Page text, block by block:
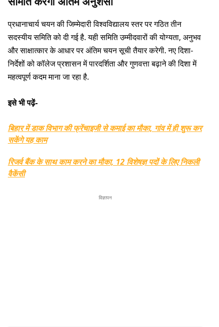
प्रधानाचार्य चयन की जिम्मेदारी विश्वविद्यालय स्तर पर गठित तीन
सदस्यीय समिति को दी गई है. यही समिति उम्मीदवारों की योग्यता, अनुभव
और साक्षात्कार के आधार पर अंतिम चयन सूची तैयार करेगी. नए दिशा-
निर्देशों को कॉलेज प्रशासन में पारदर्शिता और गुणवत्ता बढ़ाने की दिशा में
महत्वपूर्ण कदम माना जा रहा है.
इसे भी पढ़ें-
बिहार में डाक विभाग की फ्रेंचाइजी से कमाई का मौका, गांव में ही शुरू कर
सकेंगे यह काम
रिजर्व बैंक के साथ काम करने का मौका, 12 विशेषज्ञ पदों के लिए निकली
वैकेंसी
विज्ञापन